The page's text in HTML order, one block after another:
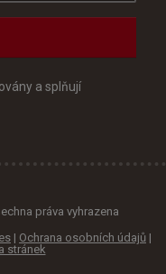
a splňují
práva vyhrazena
| Ochrana osobních údajů |
stránek